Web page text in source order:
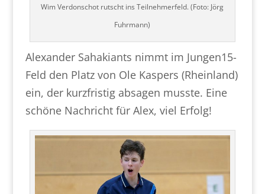
Wim Verdonschot rutscht ins Teilnehmerfeld. (Foto: Jörg
Fuhrmann)
Alexander Sahakiants nimmt im Jungen15-
Feld den Platz von Ole Kaspers (Rheinland)
ein, der kurzfristig absagen musste. Eine
schöne Nachricht für Alex, viel Erfolg!